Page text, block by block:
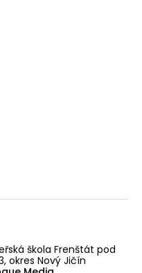
škola Frenštát pod
okres Nový Jičín